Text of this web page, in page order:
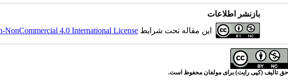
بازنشر اطلاعات
این مقاله تحت شرایط NonCommercial 4.0 International License
حق تالیف (کپی رایت) برای مولفان محفوظ است.